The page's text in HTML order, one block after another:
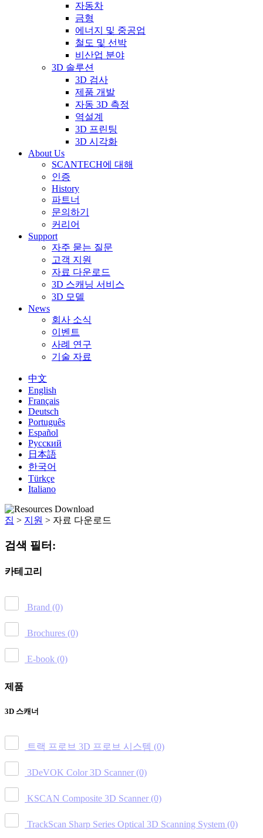
자동차
금형
에너지 및 중공업
철도 및 선박
비산업 분야
3D 솔루션
3D 검사
제품 개발
자동 3D 측정
역설계
3D 프린팅
3D 시각화
About Us
SCANTECH에 대해
인증
History
파트너
문의하기
커리어
Support
자주 묻는 질문
고객 지원
자료 다운로드
3D 스캐닝 서비스
3D 모델
News
회사 소식
이벤트
사례 연구
기술 자료
中文
English
Français
Deutsch
Português
Español
Русский
日本語
한국어
Türkçe
Italiano
집 > 지원 > 자료 다운로드
검색 필터:
카테고리
Brand (0)
Brochures (0)
E-book (0)
제품
3D 스캐너
트랙 프로브 3D 프로브 시스템 (0)
3DeVOK Color 3D Scanner (0)
KSCAN Composite 3D Scanner (0)
TrackScan Sharp Series Optical 3D Scanning System (0)